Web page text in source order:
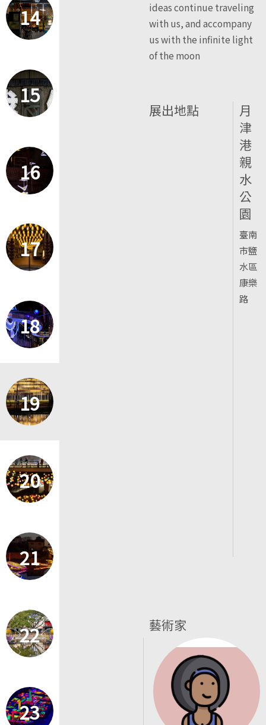
14
15
16
17
18
19
20
21
22
23
ideas continue traveling
with us, and accompany
us with the infinite light
of the moon
展出地點
月
津
港
親
水
公
園
臺南
市鹽
水區
康樂
路
藝術家